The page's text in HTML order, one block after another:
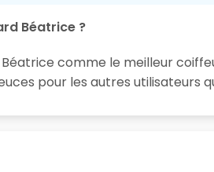
Béatrice ?
comme le meilleur
pour les autres utilisateurs